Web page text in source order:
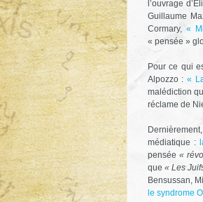
l’ouvrage
Guillaume
Cormary, «
« pensée »
Pour ce qui
Alpozzo : «
malédiction
réclame de
médiatique :
pensée «
que « Les
Bensussan,
le syndrome